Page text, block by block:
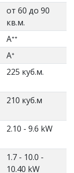
от 60 до 90
кв.м.
Aᐩᐩ
Aᐩ
225 куб.м.
210 куб.м
2.10 - 9.6 kW
1.7 - 10.0 -
10.40 kW